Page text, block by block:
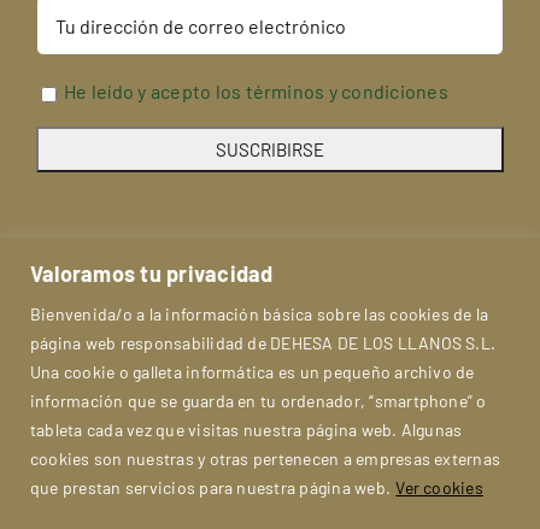
Valoramos tu privacidad
Bienvenida/o a la información básica sobre las cookies de la
página web responsabilidad de DEHESA DE LOS LLANOS S.L.
Una cookie o galleta informática es un pequeño archivo de
información que se guarda en tu ordenador, “smartphone” o
tableta cada vez que visitas nuestra página web. Algunas
cookies son nuestras y otras pertenecen a empresas externas
que prestan servicios para nuestra página web. Ver cookies
He leído y acepto los términos y condiciones
Aviso Legal
Política de privacidad